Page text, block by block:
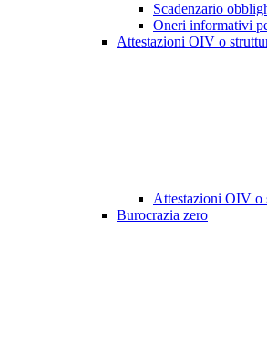
Scadenzario
Oneri informativi
Attestazioni OIV o
Attestazioni OIV o
Burocrazia zero